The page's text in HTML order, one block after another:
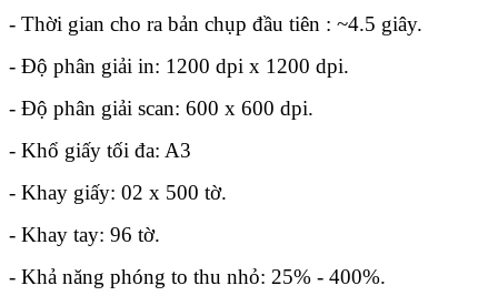
- Thời gian cho ra bản chụp đầu tiên : ~4.5 giây.
- Độ phân giải in: 1200 dpi x 1200 dpi.
- Độ phân giải scan: 600 x 600 dpi.
- Khổ giấy tối đa: A3
- Khay giấy: 02 x 500 tờ.
- Khay tay: 96 tờ.
- Khả năng phóng to thu nhỏ: 25% - 400%.